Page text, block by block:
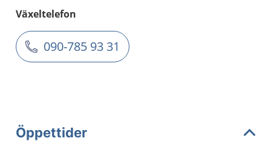
Växeltelefon
090-785 93 31
Öppettider